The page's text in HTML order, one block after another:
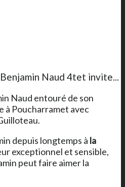
Naud 4tet invite...
Naud entouré de son
à Poucharramet avec
depuis longtemps à la
exceptionnel et sensible,
peut faire aimer la